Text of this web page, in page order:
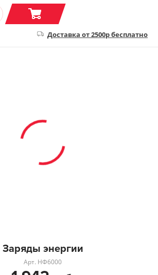
Доставка от 2500р бесплатно
Заряды энергии
Арт. НФ6000